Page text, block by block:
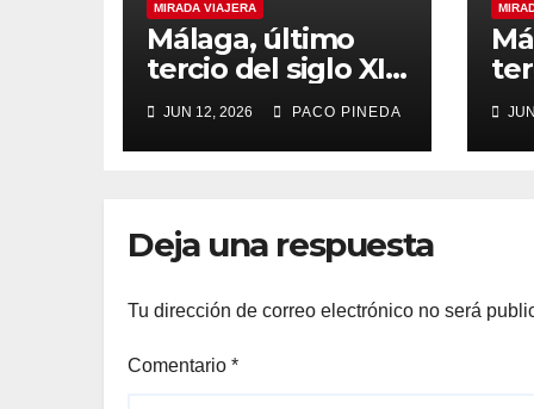
MIRADA VIAJERA
Málaga, último
tercio del siglo XIX
(2)JUN 12, 2026 PACO PINEDA
Deja una respuesta
Tu dirección de correo electrónico no será
Comentario *